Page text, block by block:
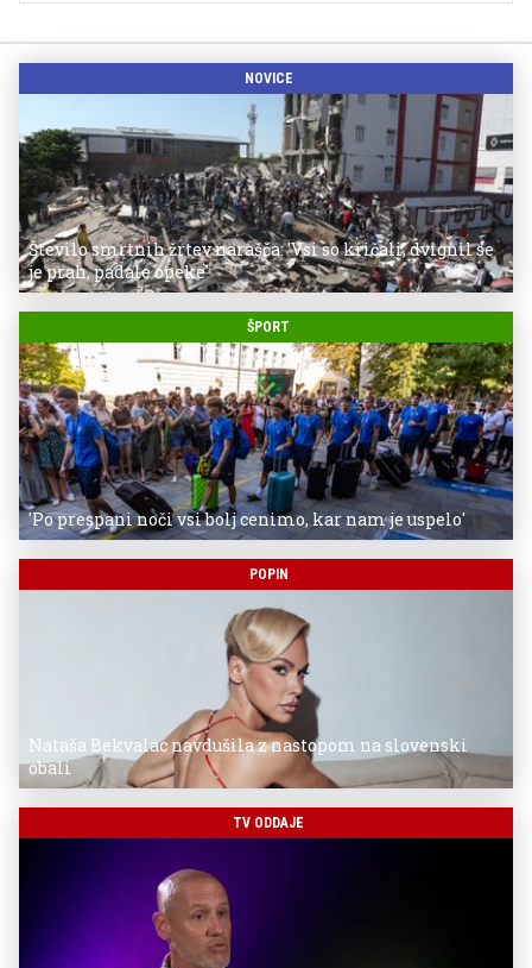
NOVICE
Število smrtnih žrtev narašča: 'Vsi so kričali, dvignil se
je prah, padale opeke'
ŠPORT
'Po prespani noči vsi bolj cenimo, kar nam je uspelo'
POPIN
Nataša Bekvalac navdušila z nastopom na slovenski
obali
TV ODDAJE